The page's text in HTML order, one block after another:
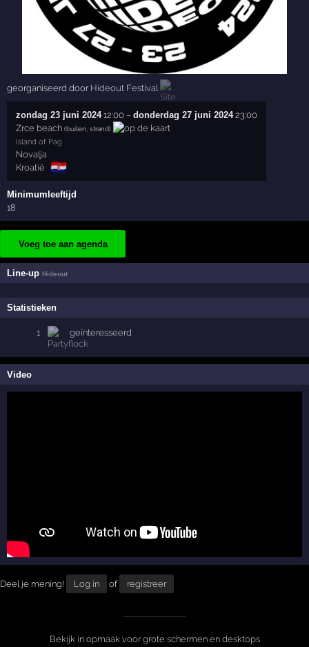
georganiseerd door Hideout Festival
zondag 23 juni 202412:00 –donderdag 27 juni 202423:00
Zrce beach (buiten, strand)
Island of Pag
Novalja
Kroatië
🇭🇷
Minimumleeftijd
18
Voeg toe aan agenda
Line-upHideout
Statistieken
1 geïnteresseerd
Video
Deel je mening! Log in of registreer
Bekijk in opmaak voor grote schermen en desktops